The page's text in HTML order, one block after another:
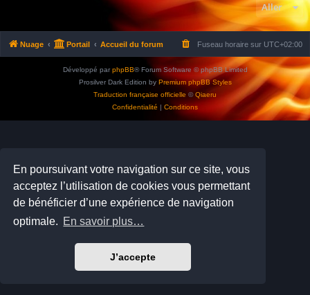
En poursuivant votre navigation sur ce site, vous
acceptez l’utilisation de cookies vous permettant
de bénéficier d’une expérience de navigation
optimale. En savoir plus…
J’accepte
Aller
Nuage Portail Accueil du forum Fuseau horaire sur UTC+02:00
Développé par phpBB® Forum Software © phpBB Limited
Prosilver Dark Edition by Premium phpBB Styles
Traduction française officielle ©Qiaeru
Confidentialité | Conditions